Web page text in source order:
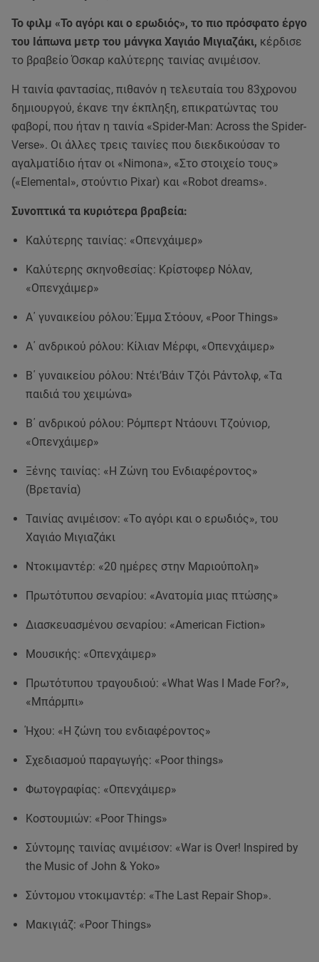
Το φιλμ «Το αγόρι και ο ερωδιός», το πιο πρόσφατο έργο
του Ιάπωνα μετρ του μάνγκα Χαγιάο Μιγιαζάκι, κέρδισε
το βραβείο Όσκαρ καλύτερης ταινίας ανιμέισον.
Η ταινία φαντασίας, πιθανόν η τελευταία του 83χρονου
δημιουργού, έκανε την έκπληξη, επικρατώντας του
φαβορί, που ήταν η ταινία «Spider-Man: Across the Spider-
Verse». Οι άλλες τρεις ταινίες που διεκδικούσαν το
αγαλματίδιο ήταν οι «Nimona», «Στο στοιχείο τους»
(«Elemental», στούντιο Pixar) και «Robot dreams».
Συνοπτικά τα κυριότερα βραβεία:
Καλύτερης ταινίας: «Οπενχάιμερ»
Καλύτερης σκηνοθεσίας: Κρίστοφερ Νόλαν,
«Οπενχάιμερ»
Α΄ γυναικείου ρόλου: Έμμα Στόουν, «Poor Things»
Α΄ ανδρικού ρόλου: Κίλιαν Μέρφι, «Οπενχάιμερ»
Β΄ γυναικείου ρόλου: Ντέι’Βάιν Τζόι Ράντολφ, «Τα
παιδιά του χειμώνα»
Β΄ ανδρικού ρόλου: Ρόμπερτ Ντάουνι Τζούνιορ,
«Οπενχάιμερ»
Ξένης ταινίας: «Η Ζώνη του Ενδιαφέροντος»
(Βρετανία)
Ταινίας ανιμέισον: «Το αγόρι και ο ερωδιός», του
Χαγιάο Μιγιαζάκι
Ντοκιμαντέρ: «20 ημέρες στην Μαριούπολη»
Πρωτότυπου σεναρίου: «Ανατομία μιας πτώσης»
Διασκευασμένου σεναρίου: «American Fiction»
Μουσικής: «Οπενχάιμερ»
Πρωτότυπου τραγουδιού: «What Was I Made For?»,
«Μπάρμπι»
Ήχου: «Η ζώνη του ενδιαφέροντος»
Σχεδιασμού παραγωγής: «Poor things»
Φωτογραφίας: «Οπενχάιμερ»
Κοστουμιών: «Poor Things»
Σύντομης ταινίας ανιμέισον: «War is Over! Inspired by
the Music of John & Yoko»
Σύντομου ντοκιμαντέρ: «The Last Repair Shop».
Μακιγιάζ: «Poor Things»